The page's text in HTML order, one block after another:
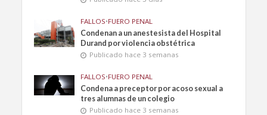
FALLOS•FUERO PENAL
Condenan a un anestesista del Hospital
Durand por violencia obstétrica
Publicado hace 3 semanas
FALLOS•FUERO PENAL
Condena a preceptor por acoso sexual a
tres alumnas de un colegio
Publicado hace 3 semanas